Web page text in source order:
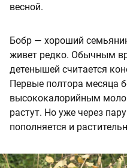
весной.
Бобр — хороший
живет редко. Обычным
детенышей считается
Первые полтора месяца
высококалорийным
растут. Но уже через
пополняется и